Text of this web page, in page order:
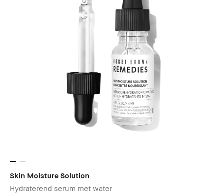
Skin Moisture Solution
Hydraterend serum met water